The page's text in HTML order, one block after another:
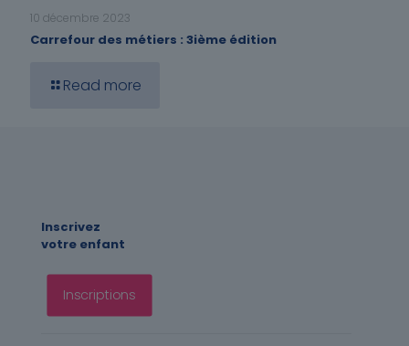
10 décembre 2023
Carrefour des métiers : 3ième édition
Read more
Inscrivez
votre enfant
Inscriptions